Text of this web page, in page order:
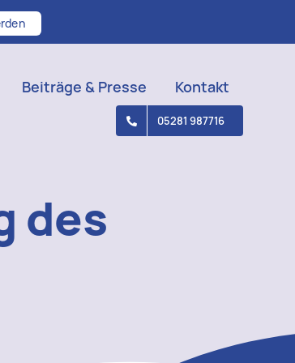
Beiträge & Presse Kontakt
05281 987716
des